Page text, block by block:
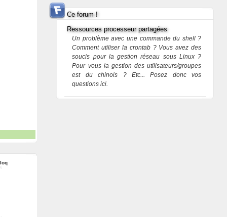
Ce forum !
Ressources processeur partagées
Un problème avec une commande du shell ?
Comment utiliser la crontab ? Vous avez des
soucis pour la gestion réseau sous Linux ?
Pour vous la gestion des utilisateurs/groupes
est du chinois ? Etc... Posez donc vos
questions ici.